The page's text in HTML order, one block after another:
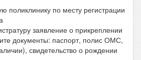
поликлинику по месту регистрации
заявление о прикреплении
документы: паспорт, полис ОМС,
свидетельство о рождении